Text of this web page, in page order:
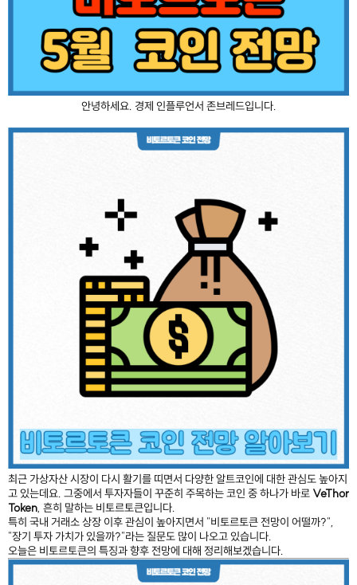
안녕하세요. 경제 인플루언서 존브레드입니다.
최근 가상자산 시장이 다시 활기를 띠면서 다양한 알트코인에 대한 관심도 높아지
고 있는데요. 그중에서 투자자들이 꾸준히 주목하는 코인 중 하나가 바로 VeThor
Token , 흔히 말하는 비토르토큰입니다.
특히 국내 거래소 상장 이후 관심이 높아지면서 "비토르토큰 전망이 어떨까?",
"장기 투자 가치가 있을까?"라는 질문도 많이 나오고 있습니다.
오늘은 비토르토큰의 특징과 향후 전망에 대해 정리해보겠습니다.